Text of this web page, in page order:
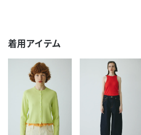
着用アイテム